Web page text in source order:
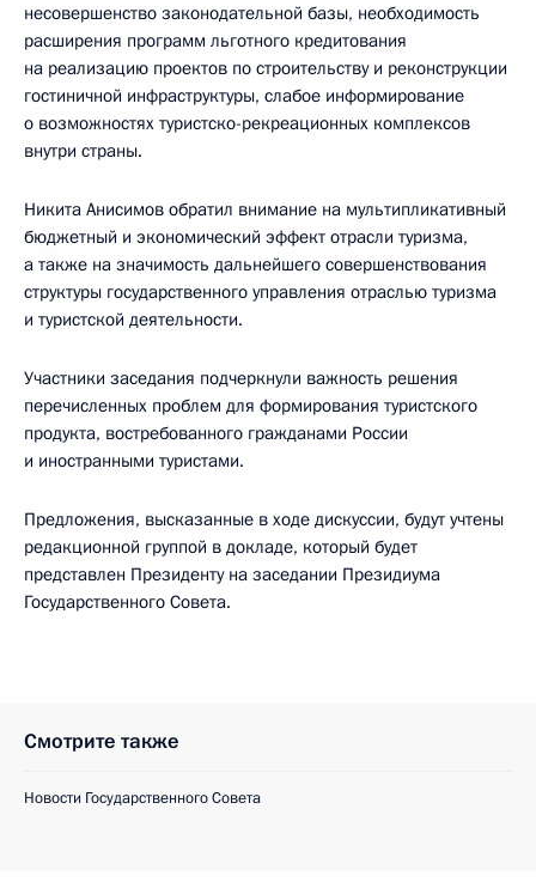
несовершенство законодательной базы, необходимость
расширения программ льготного кредитования
на реализацию проектов по строительству и реконструкции
гостиничной инфраструктуры, слабое информирование
о возможностях туристско-рекреационных комплексов
внутри страны.
Никита Анисимов обратил внимание на мультипликативный
бюджетный и экономический эффект отрасли туризма,
а также на значимость дальнейшего совершенствования
структуры государственного управления отраслью туризма
и туристской деятельности.
Участники заседания подчеркнули важность решения
перечисленных проблем для формирования туристского
продукта, востребованного гражданами России
и иностранными туристами.
Предложения, высказанные в ходе дискуссии, будут учтены
редакционной группой в докладе, который будет
представлен Президенту на заседании Президиума
Государственного Совета.
Смотрите также
Новости Государственного Совета